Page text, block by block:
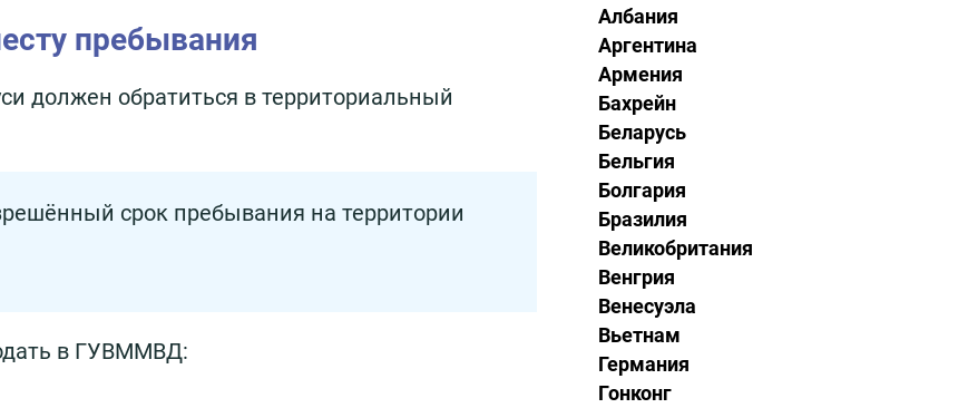
пребывания
должен обратиться в территориальный
срок пребывания на территории
в ГУВММВД:
Албания
Аргентина
Армения
Бахрейн
Беларусь
Бельгия
Болгария
Бразилия
Великобритания
Венгрия
Венесуэла
Вьетнам
Германия
Гонконг